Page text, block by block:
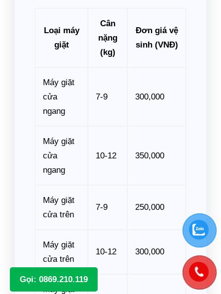
Gọi: 0869.210.119
Loại máy
giặt
Cân
nặng
(kg)
Đơn giá vệ
sinh (VNĐ)
Máy giặt
cửa
ngang
7-9 300,000
Máy giặt
cửa
ngang
10-12 350,000
Máy giặt
cửa trên
7-9 250,000
Máy giặt
cửa trên
10-12 300,000
Máy giặt